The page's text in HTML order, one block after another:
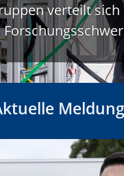
verteilt sich